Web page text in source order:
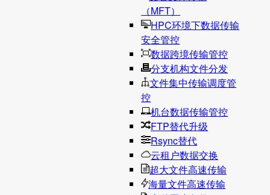
（MFT）
HPC环境下数据传输
安全管控
数据跨境传输管控
分支机构文件分发
文件集中传输调度管
控
机台数据传输管控
FTP替代升级
Rsync替代
云租户数据交换
超大文件高速传输
海量文件高速传输